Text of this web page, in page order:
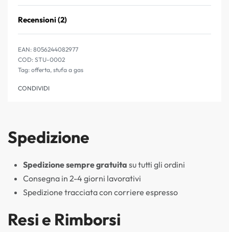
Recensioni (2)
EAN: 8056244082977
STU-0002
Tag: offerta, stufa a gas
CONDIVIDI
Spedizione
Spedizione sempre gratuita su tutti gli ordini
Consegna in 2-4 giorni lavorativi
Spedizione tracciata con corriere espresso
Resi e Rimborsi